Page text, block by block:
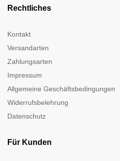
Rechtliches
Kontakt
Versandarten
Zahlungsarten
Impressum
Allgemeine Geschäftsbedingungen
Widerrufsbelehrung
Datenschutz
Für Kunden